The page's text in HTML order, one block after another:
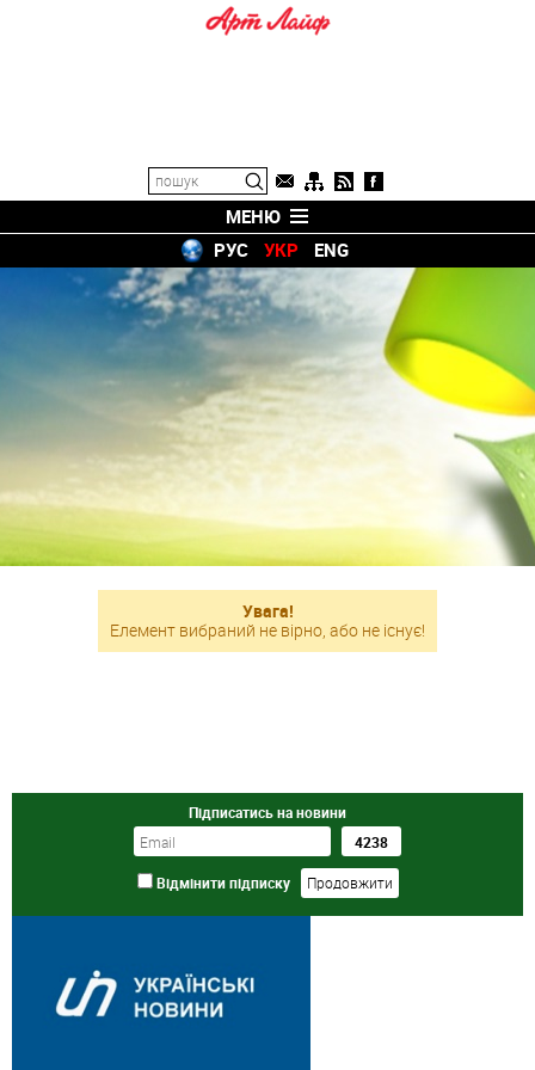
МЕНЮ
РУС
УКР ENG
Увага!
Елемент вибраний не вірно, або не існує!
Підписатись на новини
Відмінити підписку